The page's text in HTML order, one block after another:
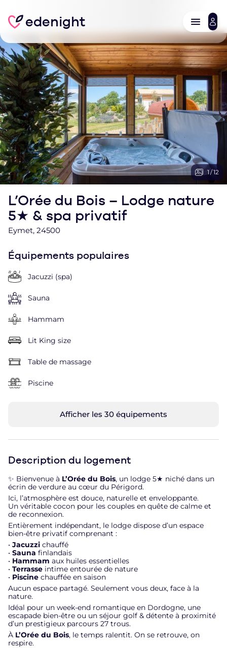
edenight
1 /12
L’Orée du Bois – Lodge nature
5★ & spa privatif
Eymet, 24500
Équipements populaires
Jacuzzi (spa)
Sauna
Hammam
Lit King size
Table de massage
Piscine
Afficher les 30 équipements
Description du logement
✨ Bienvenue à L’Orée du Bois, un lodge 5★ niché dans un
écrin de verdure au cœur du Périgord.
Ici, l’atmosphère est douce, naturelle et enveloppante.
Un véritable cocon pour les couples en quête de calme et
de reconnexion.
Entièrement indépendant, le lodge dispose d’un espace
bien-être privatif comprenant :
• Jacuzzi chauffé
• Sauna finlandais
• Hammam aux huiles essentielles
• Terrasse intime entourée de nature
• Piscine chauffée en saison
Aucun espace partagé. Seulement vous deux, face à la
nature.
Idéal pour un week-end romantique en Dordogne, une
escapade bien-être ou un séjour golf & détente à proximité
d’un prestigieux parcours 27 trous.
À L’Orée du Bois, le temps ralentit. On se retrouve, on
respire.